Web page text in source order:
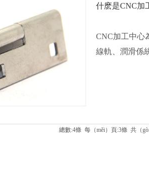
什麽是CNC加
CNC加工中心
線軌、潤滑係
總數:4條 每（měi）頁:3條 共（